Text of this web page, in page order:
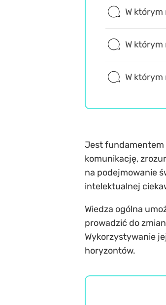
W
W którym
W
Jest fundamentem
komunikację,
na podejmowanie
intelektualnej
Wiedza ogólna
prowadzić do
Wykorzystywanie
horyzontów.